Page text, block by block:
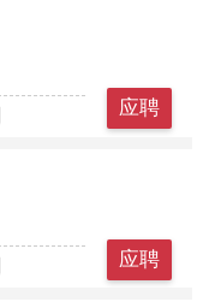
应聘
应聘